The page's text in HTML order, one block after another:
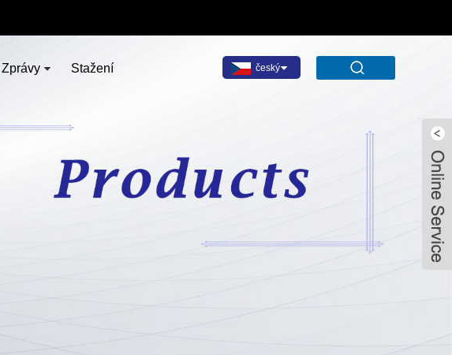
český
Zprávy Stažení